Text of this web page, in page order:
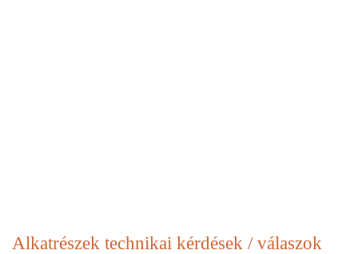
Alkatrészek technikai kérdések / válaszok